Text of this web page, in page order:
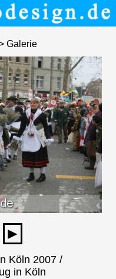
Galerie
►
Köln 2007 /
in Köln